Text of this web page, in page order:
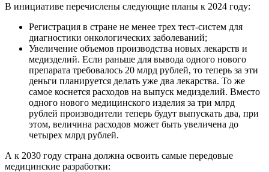
В инициативе перечислены следующие планы к 2024 году:
Регистрация в стране не менее трех тест-систем для
диагностики онкологических заболеваний;
Увеличение объемов производства новых лекарств и
медизделий. Если раньше для вывода одного нового
препарата требовалось 20 млрд рублей, то теперь за эти
деньги планируется делать уже два лекарства. То же
самое коснется расходов на выпуск медизделий. Вместо
одного нового медицинского изделия за три млрд
рублей производители теперь будут выпускать два, при
этом, величина расходов может быть увеличена до
четырех млрд рублей.
А к 2030 году страна должна освоить самые передовые
медицинские разработки: